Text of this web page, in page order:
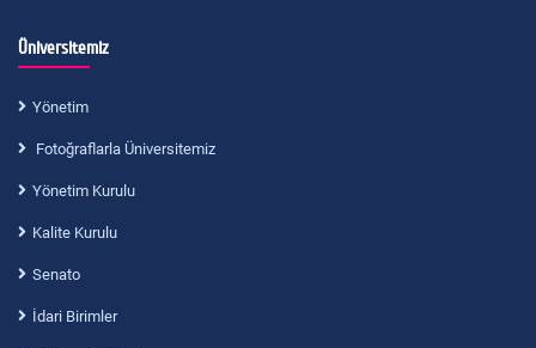
Üniversitemiz
Yönetim
Fotoğraflarla Üniversitemiz
Yönetim Kurulu
Kalite Kurulu
Senato
İdari Birimler